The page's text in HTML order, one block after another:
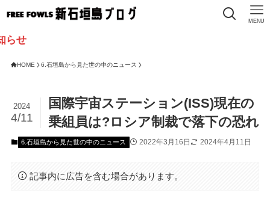
MENU
HOME 6.石垣島から見た世の中のニュース
国際宇宙ステーション(ISS)現在の
乗組員は?ロシア制裁で落下の恐れ
2024
4/11
6.石垣島から見た世の中のニュース 2022年3月16日 2024年4月11日
記事内に広告を含む場合があります。